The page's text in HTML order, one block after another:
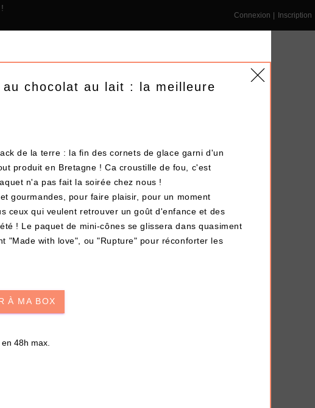
Connexion Inscription
Terminé !
chocolat au lait : la meilleure
de la terre : la fin des cornets de glace garni d'un
produit en Bretagne ! Ca croustille de fou, c'est
n'a pas fait la soirée chez nous !
gourmandes, pour faire plaisir, pour un moment
ceux qui veulent retrouver un goût d'enfance et des
! Le paquet de mini-cônes se glissera dans quasiment
"Made with love", ou "Rupture" pour réconforter les
À MA BOX
48h max.
votre Box en quelques clics.